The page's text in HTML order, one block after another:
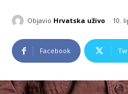
Objavio Hrvatska uživo 10.
Facebook